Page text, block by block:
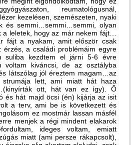
reumatológusnál,
kezelésen, szemészeten, nyaki
és semmi…semmi…semmi, olyan
leletek, hogy az már nekem fájt…
fájt a nyakam, amit először csak
a családi problémáim egyre
suliba kezdtem el járni 5-6 évre
voltam kiváncsi, de az osztályba
látszólag jól éreztem magam…az
strumája lett, ami miatt hát haza
ott, hát van ez így). Ő
és hát majd öcsi (én) kijárja az isit
a terv, ami be is következett és
ez mostmár lassan másfél
menjek a régi mindent elakarok
ideges voltam, emiatt
miatt (ami persze rákapcsolt),